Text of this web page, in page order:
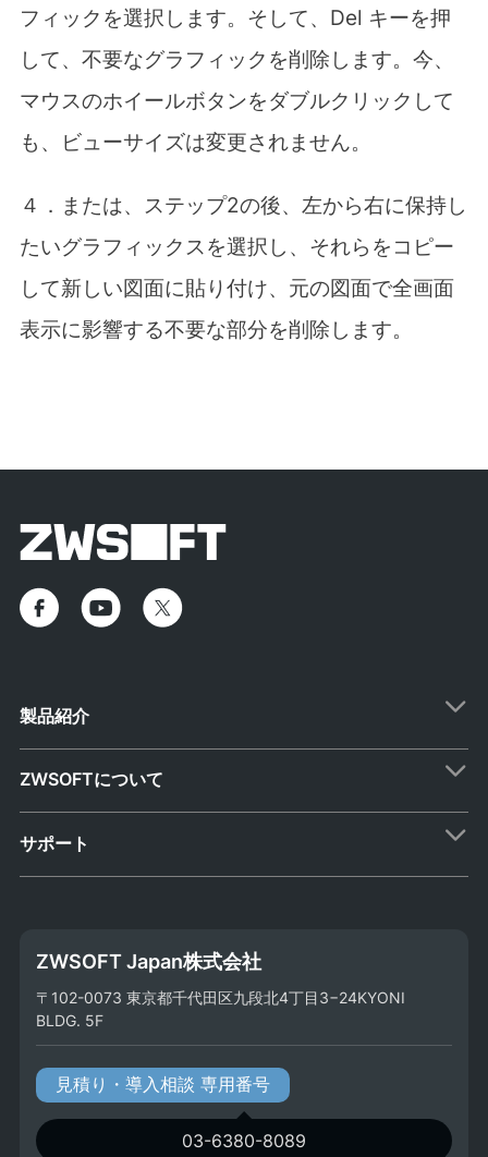
フィックを選択します。そして、 Del キーを押
して、不要なグラフィックを削除します。今、
マウスのホイールボタンをダブルクリックして
も、ビューサイズは変更されません。
４．または、ステップ2の後、左から右に保持し
たいグラフィックスを選択し、それらをコピー
して新しい図面に貼り付け、元の図面で全画面
表示に影響する不要な部分を削除します。
ZWSOFT Japan株式会社
〒102-0073 東京都千代田区九段北4丁目3−24KYONI
BLDG. 5F
見積り・導入相談 専用番号
03-6380-8089
製品紹介
ZWSOFTについて
サポート